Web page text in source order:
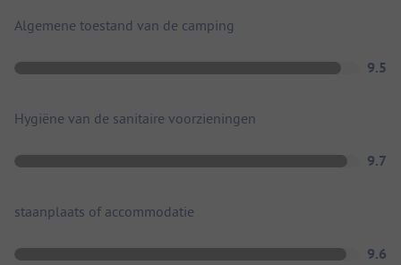
Algemene toestand van de camping
9.5
Hygiëne van de sanitaire voorzieningen
9.7
staanplaats of accommodatie
9.6